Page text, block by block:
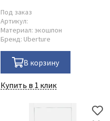
Под заказ
Артикул:
Материал: экошпон
Бренд: Uberture
В корзину
Купить в 1 клик